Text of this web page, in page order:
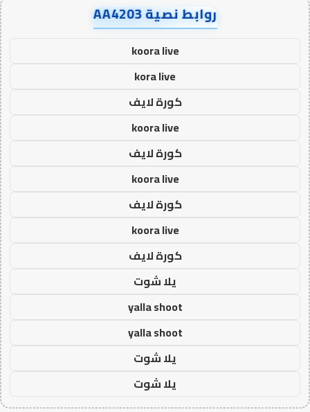
روابط نصية AA4203
koora live
kora live
كورة لايف
koora live
كورة لايف
koora live
كورة لايف
koora live
كورة لايف
يلا شوت
yalla shoot
yalla shoot
يلا شوت
يلا شوت